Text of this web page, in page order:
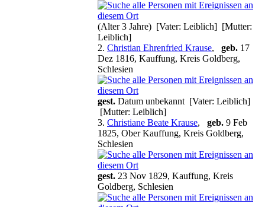
(Alter 3 Jahre) [Vater: Leiblich] [Mutter:
Leiblich]
2. Christian Ehrenfried Krause, geb. 17
Dez 1816, Kauffung, Kreis Goldberg,
Schlesien
gest. Datum unbekannt [Vater: Leiblich]
[Mutter: Leiblich]
3. Christiane Beate Krause, geb. 9 Feb
1825, Ober Kauffung, Kreis Goldberg,
Schlesien
gest. 23 Nov 1829, Kauffung, Kreis
Goldberg, Schlesien